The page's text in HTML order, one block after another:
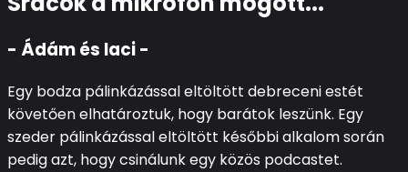
- Ádám és laci -
Egy bodza pálinkázással eltöltött debreceni estét
követően elhatároztuk, hogy barátok leszünk. Egy
szeder pálinkázással eltöltött későbbi alkalom során
pedig azt, hogy csinálunk egy közös podcastet.